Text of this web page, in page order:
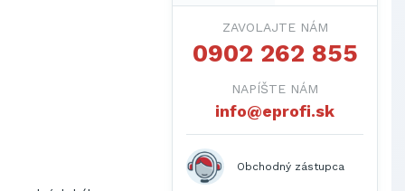
ZAVOLAJTE NÁM
0902 262 855
NAPÍŠTE NÁM
info@eprofi.sk
Obchodný zástupca